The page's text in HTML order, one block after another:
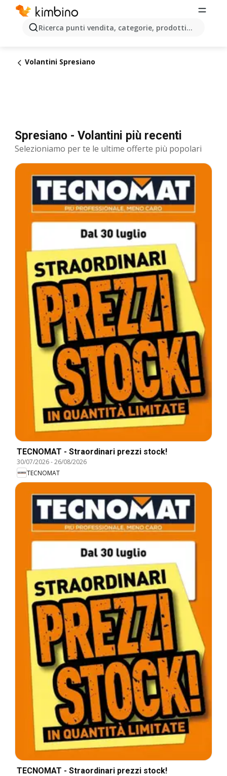
Ricerca punti vendita, categorie, prodotti...
Volantini Spresiano
Spresiano - Volantini più recenti
Selezioniamo per te le ultime offerte più popolari
TECNOMAT - Straordinari prezzi stock!
30/07/2026-26/08/2026
TECNOMAT
TECNOMAT - Straordinari prezzi stock!